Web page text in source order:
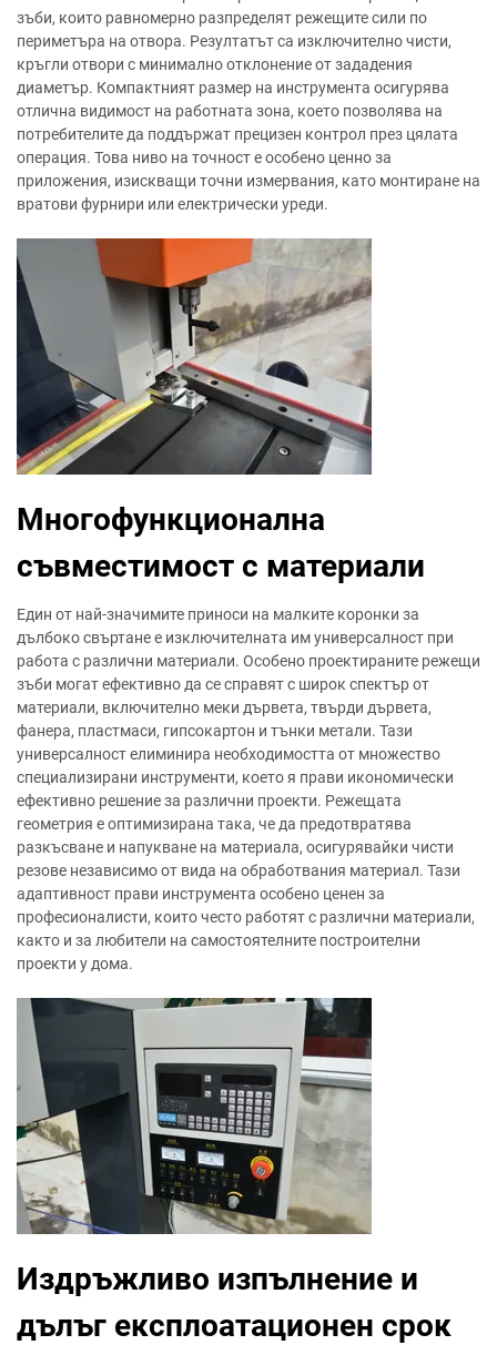
зъби, които равномерно разпределят режещите сили по
периметъра на отвора. Резултатът са изключително чисти,
кръгли отвори с минимално отклонение от зададения
диаметър. Компактният размер на инструмента осигурява
отлична видимост на работната зона, което позволява на
потребителите да поддържат прецизен контрол през цялата
операция. Това ниво на точност е особено ценно за
приложения, изискващи точни измервания, като монтиране на
вратови фурнири или електрически уреди.
Многофункционална
съвместимост с материали
Един от най-значимите приноси на малките коронки за
дълбоко свъртане е изключителната им универсалност при
работа с различни материали. Особено проектираните режещи
зъби могат ефективно да се справят с широк спектър от
материали, включително меки дървета, твърди дървета,
фанера, пластмаси, гипсокартон и тънки метали. Тази
универсалност елиминира необходимостта от множество
специализирани инструменти, което я прави икономически
ефективно решение за различни проекти. Режещата
геометрия е оптимизирана така, че да предотвратява
разкъсване и напукване на материала, осигурявайки чисти
резове независимо от вида на обработвания материал. Тази
адаптивност прави инструмента особено ценен за
професионалисти, които често работят с различни материали,
както и за любители на самостоятелните построителни
проекти у дома.
Издръжливо изпълнение и
дълъг експлоатационен срок